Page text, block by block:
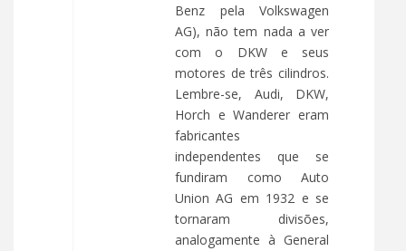
Benz pela Volkswagen
AG), não tem nada a ver
com o DKW e seus
motores de três cilindros.
Lembre-se, Audi, DKW,
Horch e Wanderer eram
fabricantes
independentes que se
fundiram como Auto
Union AG em 1932 e se
tornaram divisões,
analogamente à General